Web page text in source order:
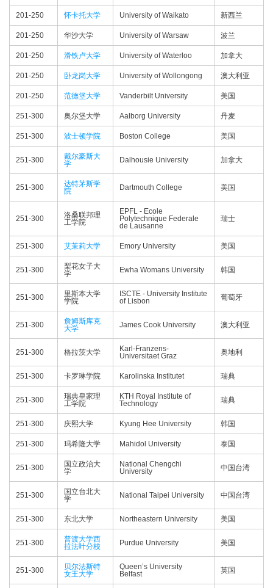
201-250 怀卡托大学 University of Waikato 新西兰
201-250 华沙大学 University of Warsaw 波兰
201-250 滑铁卢大学 University of Waterloo 加拿大
201-250 卧龙岗大学 University of Wollongong 澳大利亚
201-250 范德堡大学 Vanderbilt University 美国
251-300 奥尔堡大学 Aalborg University 丹麦
251-300 波士顿学院 Boston College 美国
251-300
戴尔豪斯大
学
Dalhousie University 加拿大
251-300
达特茅斯学
院
Dartmouth College 美国
251-300
洛桑联邦理
工学院
EPFL - Ecole
Polytechnique Federale
de Lausanne
瑞士
251-300 艾茉莉大学 Emory University 美国
251-300
梨花女子大
学
Ewha Womans University 韩国
251-300
里斯本大学
学院
ISCTE - University Institute
of Lisbon
葡萄牙
251-300
詹姆斯库克
大学
James Cook University 澳大利亚
251-300 格拉茨大学
Karl-Franzens-
Universitaet Graz
奥地利
251-300 卡罗琳学院 Karolinska Institutet 瑞典
251-300
瑞典皇家理
工学院
KTH Royal Institute of
Technology
瑞典
251-300 庆熙大学 Kyung Hee University 韩国
251-300 玛希隆大学 Mahidol University 泰国
251-300
国立政治大
学
National Chengchi
University
中国台湾
251-300
国立台北大
学
National Taipei University 中国台湾
251-300 东北大学 Northeastern University 美国
251-300
普渡大学西
拉法叶分校
Purdue University 美国
251-300
贝尔法斯特
女王大学
Queen’s University
Belfast
英国